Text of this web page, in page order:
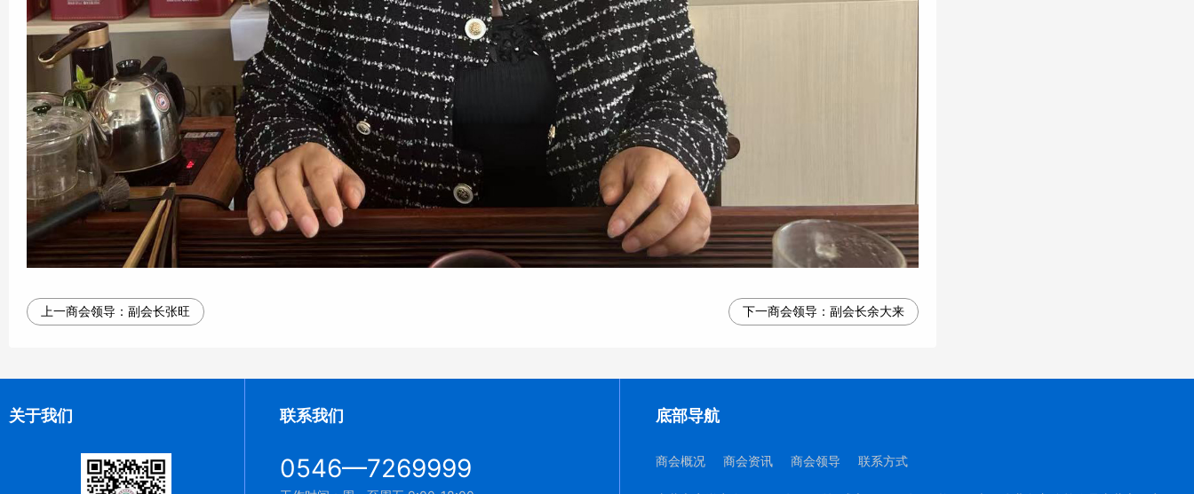
上一商会领导： 副会长张旺 下一商会领导： 副会长余大来
关于我们 联系我们
0546—7269999
底部导航
商会概况 商会资讯 商会领导 联系方式